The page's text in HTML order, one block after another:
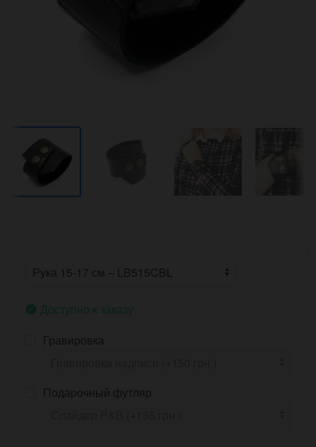
Доступно к заказу
Гравировка
Подарочный футляр